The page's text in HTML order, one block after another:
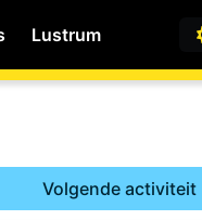
Lustrum
Volgende activiteit